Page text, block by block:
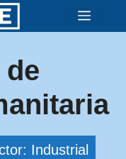
Menú
Industrial